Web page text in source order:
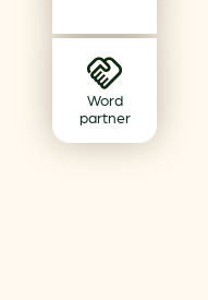
Word
partner